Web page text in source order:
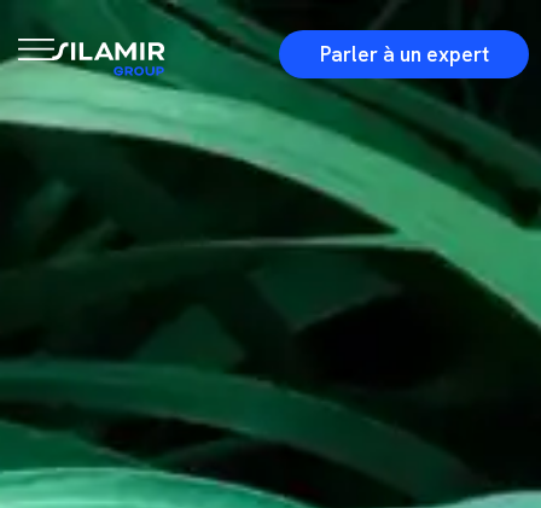
Parler à un expert
Accueil
Qui nous sommes
Nos valeurs et engagements